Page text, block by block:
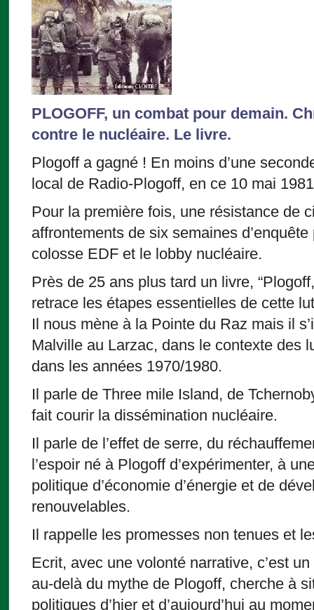
PLOGOFF, un combat pour demain.
contre le nucléaire. Le livre.
Plogoff a gagné ! En moins d’une
local de Radio-Plogoff, en ce 10 mai
Pour la première fois, une résistance de
affrontements de six semaines
colosse EDF et le lobby nucléaire.
Près de 25 ans plus tard un livre,
retrace les étapes essentielles de cette
Il nous mène à la Pointe du Raz mais il
Malville au Larzac, dans le contexte des
dans les années 1970/1980.
Il parle de Three mile Island, de
fait courir la dissémination nucléaire.
Il parle de l’effet de serre, du
l’espoir né à Plogoff d’expérimenter, à
politique d’économie d’énergie et de
renouvelables.
Il rappelle les promesses non tenues et
Ecrit, avec une volonté narrative, c’est
au-delà du mythe de Plogoff, cherche à
politiques d’hier et d’aujourd’hui au